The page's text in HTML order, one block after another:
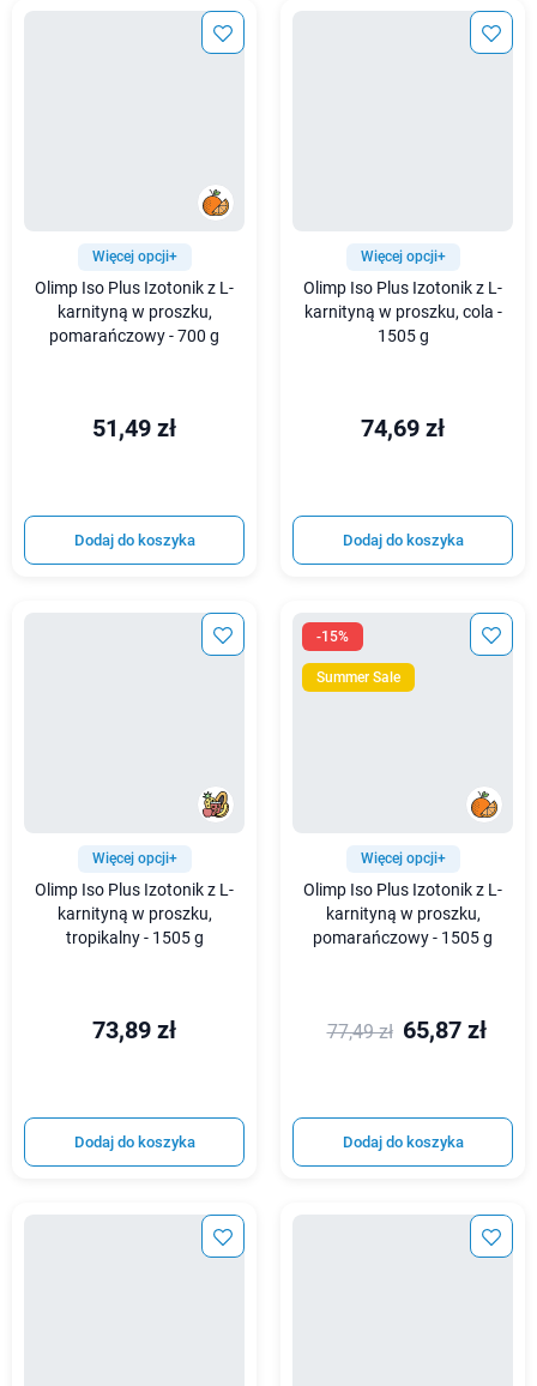
Więcej opcji+
Olimp Iso Plus Izotonik z L-
karnityną w proszku,
pomarańczowy - 700 g
51,49 zł
Dodaj do koszyka
Więcej opcji+
Olimp Iso Plus Izotonik z L-
karnityną w proszku, cola -
1505 g
74,69 zł
Dodaj do koszyka
Więcej opcji+
Olimp Iso Plus Izotonik z L-
karnityną w proszku,
tropikalny - 1505 g
73,89 zł
Dodaj do koszyka
-15%
Summer Sale
Więcej opcji+
Olimp Iso Plus Izotonik z L-
karnityną w proszku,
pomarańczowy - 1505 g
77,49 zł 65,87 zł
Dodaj do koszyka